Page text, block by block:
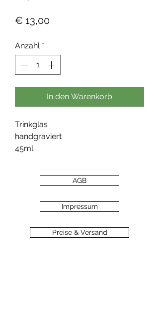
€ 13,00Preis
Anzahl *
In den Warenkorb
Trinkglas
handgraviert
45ml
AGB
Impressum
Preise & Versand